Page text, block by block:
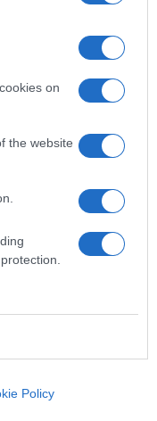
on
the website
Policy